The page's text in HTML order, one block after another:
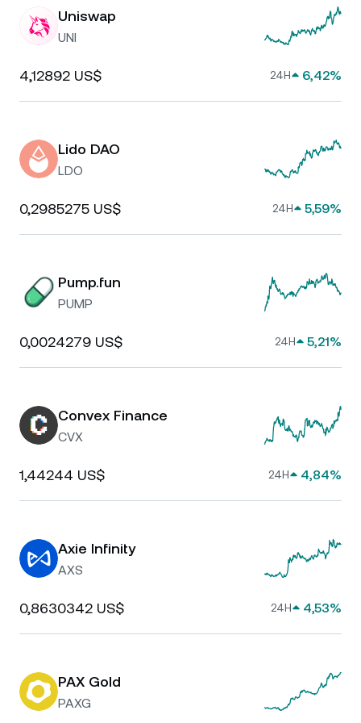
Uniswap
UNI
4,12892 US$ 24H 6,42%
Lido DAO
LDO
0,2985275 US$ 24H 5,59%
Pump.fun
PUMP
0,0024279 US$ 24H 5,21%
Convex Finance
CVX
1,44244 US$ 24H 4,84%
Axie Infinity
AXS
0,8630342 US$ 24H 4,53%
PAX Gold
PAXG